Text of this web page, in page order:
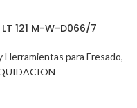
LT 121 M-W-D066/7
Herramientas para Fresado,